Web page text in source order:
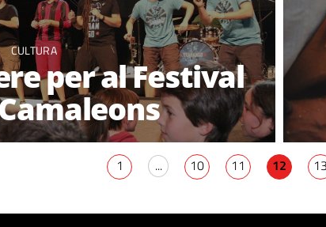
CULTURA
per al Festival
1 ... 10 11 12 13